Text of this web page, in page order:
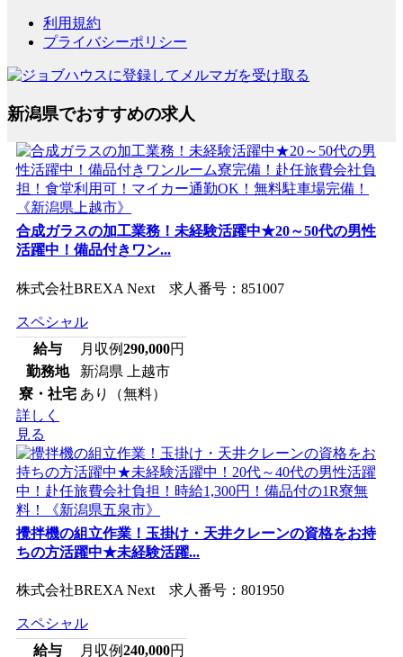
利用規約
プライバシーポリシー
新潟県でおすすめの求人
合成ガラスの加工業務！未経験活躍中★20～50代の男性
活躍中！備品付きワン...
株式会社BREXA Next 求人番号：851007
スペシャル
給与
月収例290,000円
勤務地
新潟県 上越市
寮・社宅 あり（無料）
詳しく
見る
攪拌機の組立作業！玉掛け・天井クレーンの資格をお持
ちの方活躍中★未経験活躍...
株式会社BREXA Next 求人番号：801950
スペシャル
給与
月収例240,000円